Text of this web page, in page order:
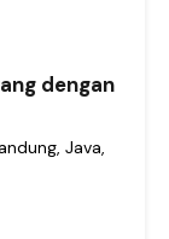
dengan
Java,